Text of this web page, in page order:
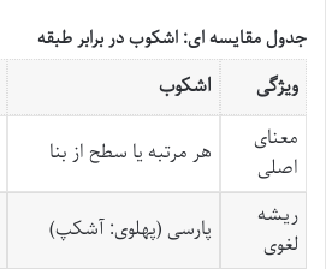
جدول مقایسه ای: اشکوب در برابر طبقه
ویژگی اشکوب
معنای
اصلی
هر مرتبه یا سطح از بنا
ریشه
لغوی
پارسی (پهلوی: آشکپ)